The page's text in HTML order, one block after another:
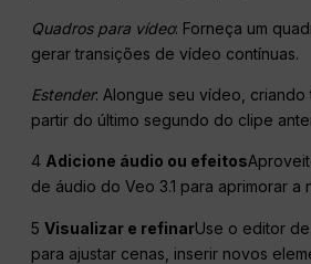
Quadros para vídeo: Forneça um
gerar transições de vídeo contínuas.
Estender: Alongue seu vídeo, criando
partir do último segundo do clipe
4 Adicione áudio ou efeitos
de áudio do Veo 3.1 para aprimorar a
5Visualizar e refinarUse o editor
para ajustar cenas, inserir novos